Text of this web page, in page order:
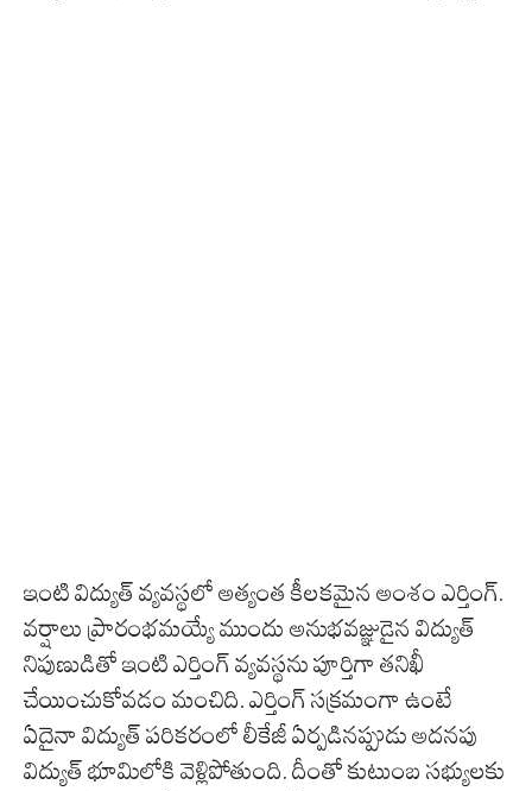
ఇంటి విద్యుత్ వ్యవస్థలో అత్యంత కీలకమైన అంశం ఎర్తింగ్.
వర్షాలు ప్రారంభమయ్యే ముందు అనుభవజ్ఞుడైన విద్యుత్
నిపుణుడితో ఇంటి ఎర్తింగ్ వ్యవస్థను పూర్తిగా తనిఖీ
చేయించుకోవడం మంచిది. ఎర్తింగ్ సక్రమంగా ఉంటే
ఏదైనా విద్యుత్ పరికరంలో లీకేజీ ఏర్పడినప్పుడు అదనపు
విద్యుత్ భూమిలోకి వెళ్లిపోతుంది. దీంతో కుటుంబ సభ్యులకు